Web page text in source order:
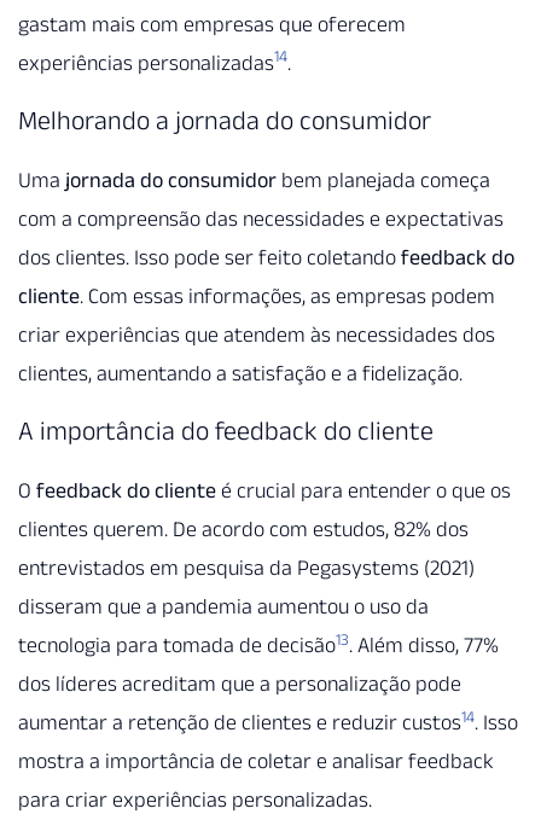
gastam mais com empresas que oferecem
experiências personalizadas14.
Melhorando a jornada do consumidor
Uma jornada do consumidor bem planejada começa
com a compreensão das necessidades e expectativas
dos clientes. Isso pode ser feito coletando feedback do
cliente. Com essas informações, as empresas podem
criar experiências que atendem às necessidades dos
clientes, aumentando a satisfação e a fidelização.
A importância do feedback do cliente
O feedback do cliente é crucial para entender o que os
clientes querem. De acordo com estudos, 82% dos
entrevistados em pesquisa da Pegasystems (2021)
disseram que a pandemia aumentou o uso da
tecnologia para tomada de decisão13. Além disso, 77%
dos líderes acreditam que a personalização pode
aumentar a retenção de clientes e reduzir custos14. Isso
mostra a importância de coletar e analisar feedback
para criar experiências personalizadas.